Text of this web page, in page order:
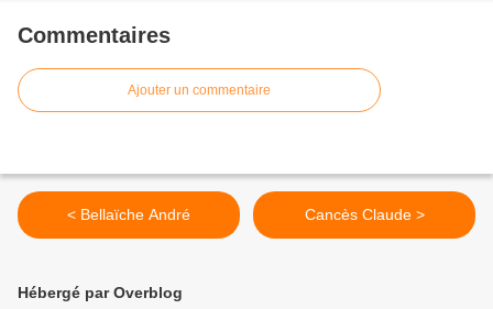
Commentaires
Ajouter un commentaire
< Bellaïche André Cancès Claude >
Hébergé par Overblog